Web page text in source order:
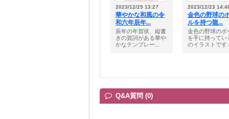
2023/12/25 13:27
華やかな和風の令
和六年辰年...
辰年の年賀状、縦書
きの賀詞がある華や
かなテンプレー...
2023/12/23
金色の野球の
ルを持つ龍...
金色の野球のボ
を手に持ってい
のイラストです
Q&A質問 (0)